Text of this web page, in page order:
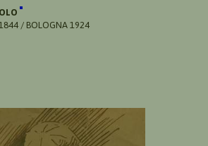
/ BOLOGNA 1924